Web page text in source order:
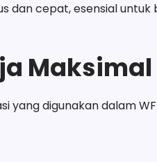
dan cepat, esensial untuk
Maksimal
yang digunakan dalam